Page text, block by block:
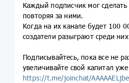
Каждый подписчик мог
повторяя за ними.
Когда на их канале будет 100
создатели разыграют среди
Подписывайтесь, пока все не
увеличивайте свой капитал уже
https://t.me/joinchat/